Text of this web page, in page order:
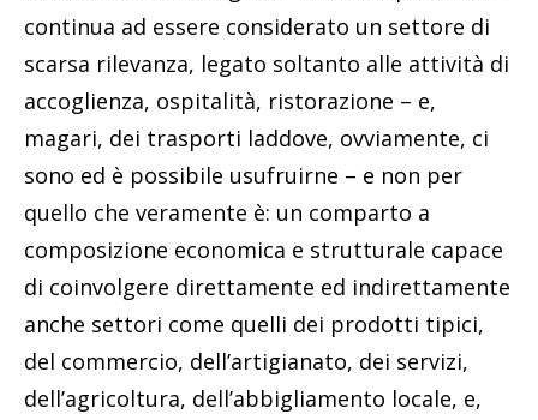
continua ad essere considerato un settore di
scarsa rilevanza, legato soltanto alle attività di
accoglienza, ospitalità, ristorazione – e,
magari, dei trasporti laddove, ovviamente, ci
sono ed è possibile usufruirne – e non per
quello che veramente è: un comparto a
composizione economica e strutturale capace
di coinvolgere direttamente ed indirettamente
anche settori come quelli dei prodotti tipici,
del commercio, dell’artigianato, dei servizi,
dell’agricoltura, dell’abbigliamento locale, e,